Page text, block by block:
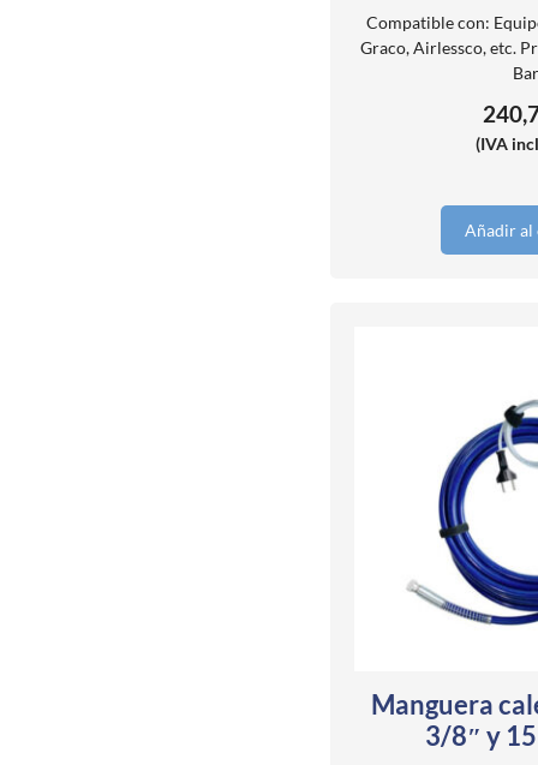
Compatible con:
Graco, Airlessco, etc.
(IVA
Añadir
Manguera
3/8″ y